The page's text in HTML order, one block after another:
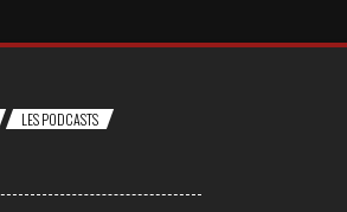
LES PODCASTS